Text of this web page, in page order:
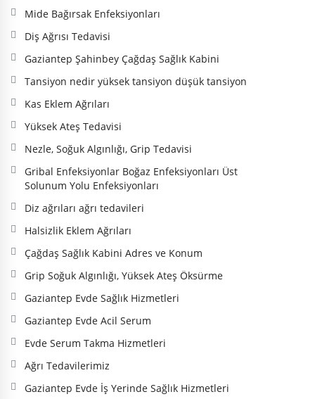
Mide Bağırsak Enfeksiyonları
Diş Ağrısı Tedavisi
Gaziantep Şahinbey Çağdaş Sağlık Kabini
Tansiyon nedir yüksek tansiyon düşük tansiyon
Kas Eklem Ağrıları
Yüksek Ateş Tedavisi
Nezle, Soğuk Algınlığı, Grip Tedavisi
Gribal Enfeksiyonlar Boğaz Enfeksiyonları Üst
Solunum Yolu Enfeksiyonları
Diz ağrıları ağrı tedavileri
Halsizlik Eklem Ağrıları
Çağdaş Sağlık Kabini Adres ve Konum
Grip Soğuk Algınlığı, Yüksek Ateş Öksürme
Gaziantep Evde Sağlık Hizmetleri
Gaziantep Evde Acil Serum
Evde Serum Takma Hizmetleri
Ağrı Tedavilerimiz
Gaziantep Evde İş Yerinde Sağlık Hizmetleri